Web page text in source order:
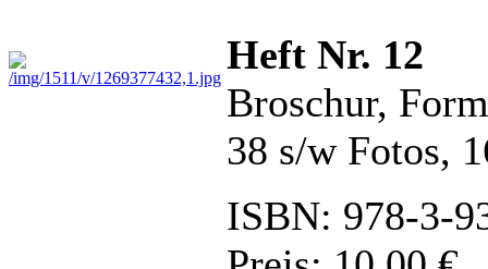
Heft Nr. 12
Broschur,
38 s/w Fotos,
ISBN: 978-3-